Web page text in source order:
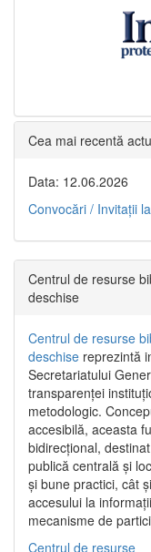
Cea mai recentă
Data: 12.06.2026
Convocări / Invitaţii
Centrul de resurse
deschise
Centrul de resurse
deschise reprezintă
Secretariatului
transparenței
metodologic.
accesibilă, aceasta
bidirecțional,
publică centrală și
și bune practici, cât
accesului la
mecanisme de
Centrul de resurse